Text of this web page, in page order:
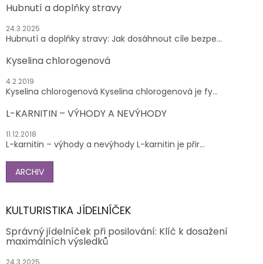
Hubnutí a doplňky stravy
24.3.2025
Hubnutí a doplňky stravy: Jak dosáhnout cíle bezpe...
Kyselina chlorogenová
4.2.2019
Kyselina chlorogenová Kyselina chlorogenová je fy...
L-KARNITIN – VÝHODY A NEVÝHODY
11.12.2018
L-karnitin – výhody a nevýhody L-karnitin je přir...
ARCHIV
KULTURISTIKA JÍDELNÍČEK
Správný jídelníček při posilování: Klíč k dosažení
maximálních výsledků
24.3.2025